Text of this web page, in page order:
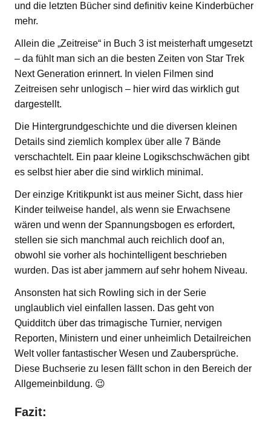
und die letzten Bücher sind definitiv keine Kinderbücher
mehr.
Allein die „Zeitreise“ in Buch 3 ist meisterhaft umgesetzt
– da fühlt man sich an die besten Zeiten von Star Trek
Next Generation erinnert. In vielen Filmen sind
Zeitreisen sehr unlogisch – hier wird das wirklich gut
dargestellt.
Die Hintergrundgeschichte und die diversen kleinen
Details sind ziemlich komplex über alle 7 Bände
verschachtelt. Ein paar kleine Logikschschwächen gibt
es selbst hier aber die sind wirklich minimal.
Der einzige Kritikpunkt ist aus meiner Sicht, dass hier
Kinder teilweise handel, als wenn sie Erwachsene
wären und wenn der Spannungsbogen es erfordert,
stellen sie sich manchmal auch reichlich doof an,
obwohl sie vorher als hochintelligent beschrieben
wurden. Das ist aber jammern auf sehr hohem Niveau.
Ansonsten hat sich Rowling sich in der Serie
unglaublich viel einfallen lassen. Das geht von
Quidditch über das trimagische Turnier, nervigen
Reporten, Ministern und einer unheimlich Detailreichen
Welt voller fantastischer Wesen und Zaubersprüche.
Diese Buchserie zu lesen fällt schon in den Bereich der
Allgemeinbildung. 😉
Fazit: